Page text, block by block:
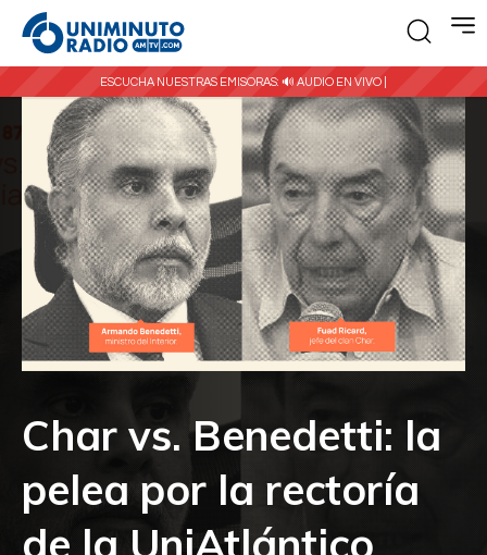
ESCUCHA NUESTRAS EMISORAS: 🔊 AUDIO EN VIVO |
Char vs. Benedetti: la
pelea por la rectoría
de la UniAtlántico